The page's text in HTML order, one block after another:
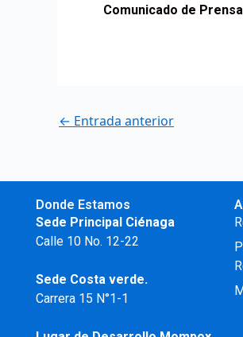
Comunicado de
← Entrada anterior
Donde Estamos
Sede Principal Ciénaga
Calle 10 No. 12-22
Sede Costa verde.
Carrera 15 N°1-1